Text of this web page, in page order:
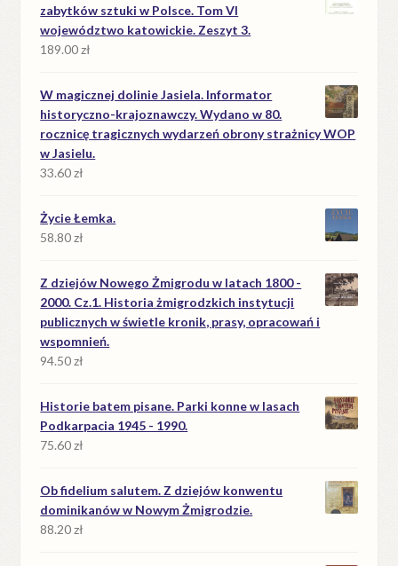
zabytków sztuki w Polsce. Tom VI
województwo katowickie. Zeszyt 3.
189.00zł
W magicznej dolinie Jasiela. Informator
historyczno-krajoznawczy. Wydano w 80.
rocznicę tragicznych wydarzeń obrony strażnicy WOP
w Jasielu.
33.60zł
Życie Łemka.
58.80zł
Z dziejów Nowego Żmigrodu w latach 1800 -
2000. Cz.1. Historia żmigrodzkich instytucji
publicznych w świetle kronik, prasy, opracowań i
wspomnień.
94.50zł
Historie batem pisane. Parki konne w lasach
Podkarpacia 1945 - 1990.
75.60zł
Ob fidelium salutem. Z dziejów konwentu
dominikanów w Nowym Żmigrodzie.
88.20zł